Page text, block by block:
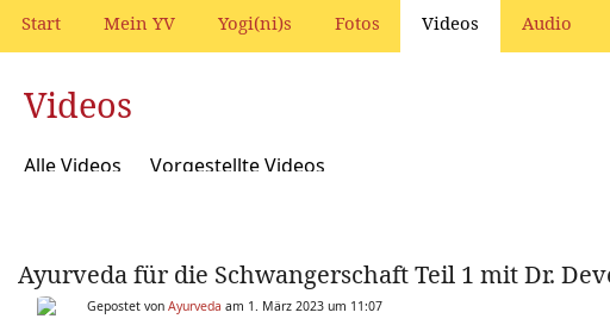
Start Mein YV Yogi(ni)s Fotos Videos Audio
Videos
Alle Videos Vorgestellte Videos
Ayurveda für die Schwangerschaft Teil 1 mit Dr.
Gepostet von Ayurveda am 1. März 2023 um 11:07